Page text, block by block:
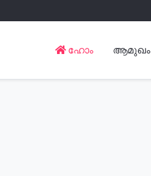
ഹോം ആമുഖം